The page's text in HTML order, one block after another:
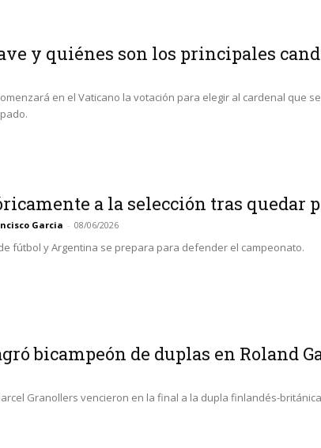
y quiénes son los principales
en el Vaticano la votación para elegir al cardenal que
a la selección tras
Garcia - 08/06/2026
fútbol y Argentina se prepara para defender el campeonato.
bicampeón de duplas en Roland
Granollers vencieron en la final a la dupla finlandés-